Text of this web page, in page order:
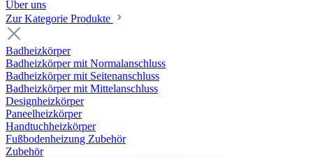
Über uns
Zur Kategorie Produkte
Badheizkörper
Badheizkörper mit Normalanschluss
Badheizkörper mit Seitenanschluss
Badheizkörper mit Mittelanschluss
Designheizkörper
Paneelheizkörper
Handtuchheizkörper
Fußbodenheizung Zubehör
Zubehör